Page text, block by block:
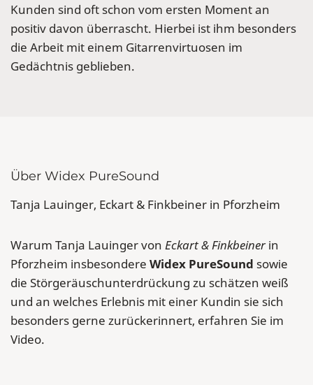
Kunden sind oft schon vom ersten Moment an
positiv davon überrascht. Hierbei ist ihm besonders
die Arbeit mit einem Gitarrenvirtuosen im
Gedächtnis geblieben.
Über Widex PureSound
Tanja Lauinger, Eckart & Finkbeiner in Pforzheim
Warum Tanja Lauinger von Eckart & Finkbeinerin
Pforzheim insbesondere Widex PureSound sowie
die Störgeräuschunterdrückung zu schätzen weiß
und an welches Erlebnis mit einer Kundin sie sich
besonders gerne zurückerinnert, erfahren Sie im
Video.